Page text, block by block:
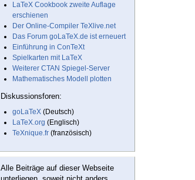
LaTeX Cookbook zweite Auflage
erschienen
Der Online-Compiler TeXlive.net
Das Forum goLaTeX.de ist erneuert
Einführung in ConTeXt
Spielkarten mit LaTeX
Weiterer CTAN Spiegel-Server
Mathematisches Modell plotten
Diskussionsforen:
goLaTeX (Deutsch)
LaTeX.org (Englisch)
TeXnique.fr (französisch)
Alle Beiträge auf dieser Webseite